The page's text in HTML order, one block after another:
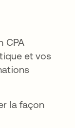
CPA
et vos
la façon